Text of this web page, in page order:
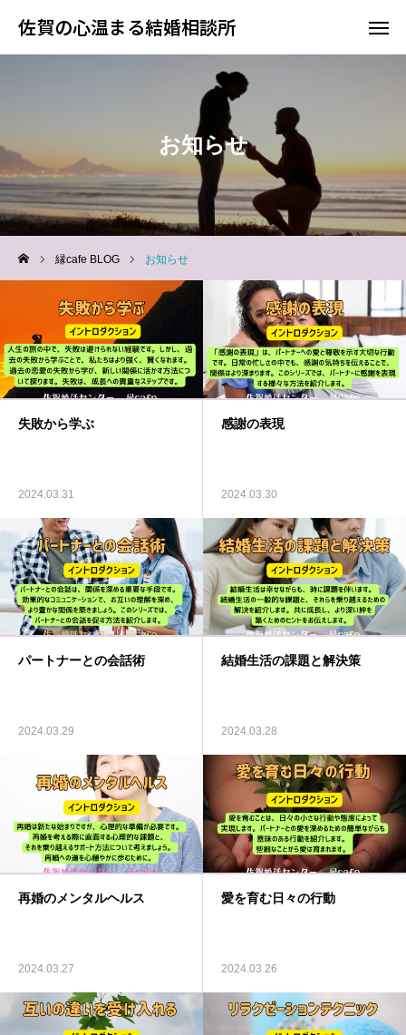
佐賀の心温まる結婚相談所
お知らせ
縁cafe BLOG お知らせ
失敗から学ぶ
2024.03.31
感謝の表現
2024.03.30
パートナーとの会話術
2024.03.29
結婚生活の課題と解決策
2024.03.28
再婚のメンタルヘルス
2024.03.27
愛を育む日々の行動
2024.03.26
佐賀の心温まる結婚相談所
お電話
アクセス
TOP
料金について
成婚までの流れ
会員様からの喜びの声
よくあるご質問